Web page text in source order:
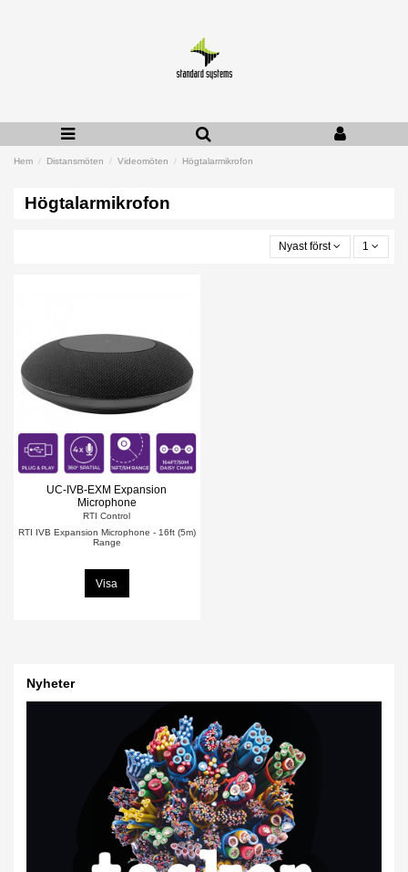
Hem Distansmöten Videomöten Högtalarmikrofon
Högtalarmikrofon
Nyast först 1
UC-IVB-EXM Expansion
Microphone
RTI Control
RTI IVB Expansion Microphone - 16ft (5m)
Range
Visa
Nyheter